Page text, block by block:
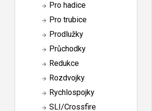
Pro hadice
Pro trubice
Prodlužky
Průchodky
Redukce
Rozdvojky
Rychlospojky
SLI/Crossfire